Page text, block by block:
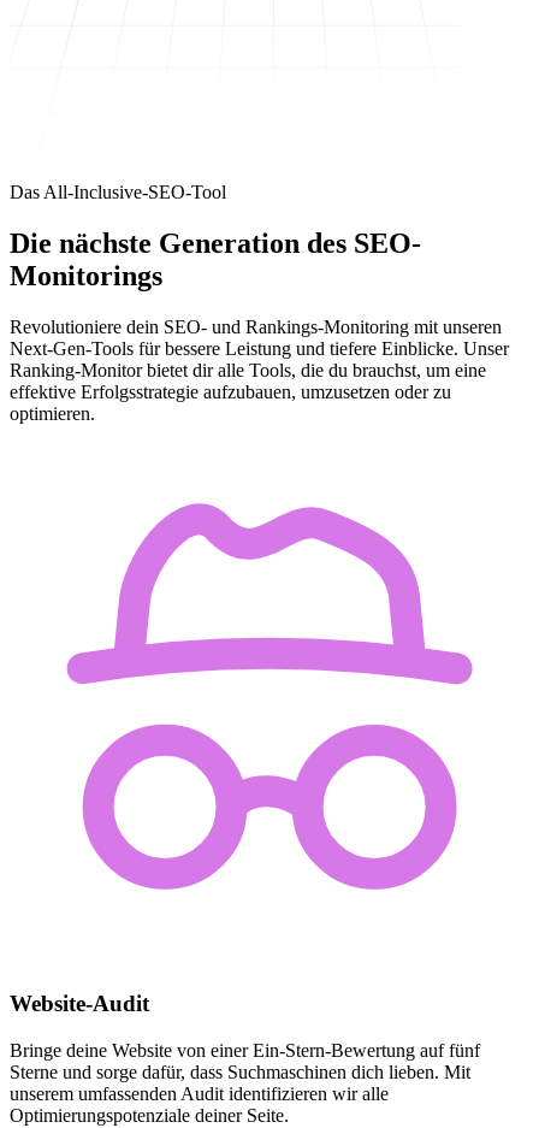
Das All-Inclusive-SEO-Tool
Die nächste Generation des SEO-
Monitorings
Revolutioniere dein SEO- und Rankings-Monitoring mit unseren
Next-Gen-Tools für bessere Leistung und tiefere Einblicke. Unser
Ranking-Monitor bietet dir alle Tools, die du brauchst, um eine
effektive Erfolgsstrategie aufzubauen, umzusetzen oder zu
optimieren.
Website-Audit
Bringe deine Website von einer Ein-Stern-Bewertung auf fünf
Sterne und sorge dafür, dass Suchmaschinen dich lieben. Mit
unserem umfassenden Audit identifizieren wir alle
Optimierungspotenziale deiner Seite.